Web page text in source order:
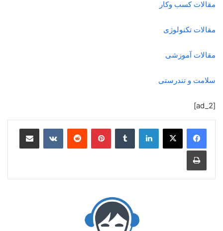
مقالات کسب وکار
مقالات تکنولوژی
مقالات آموزشی
سلامت و تندرستی
[ad_2]